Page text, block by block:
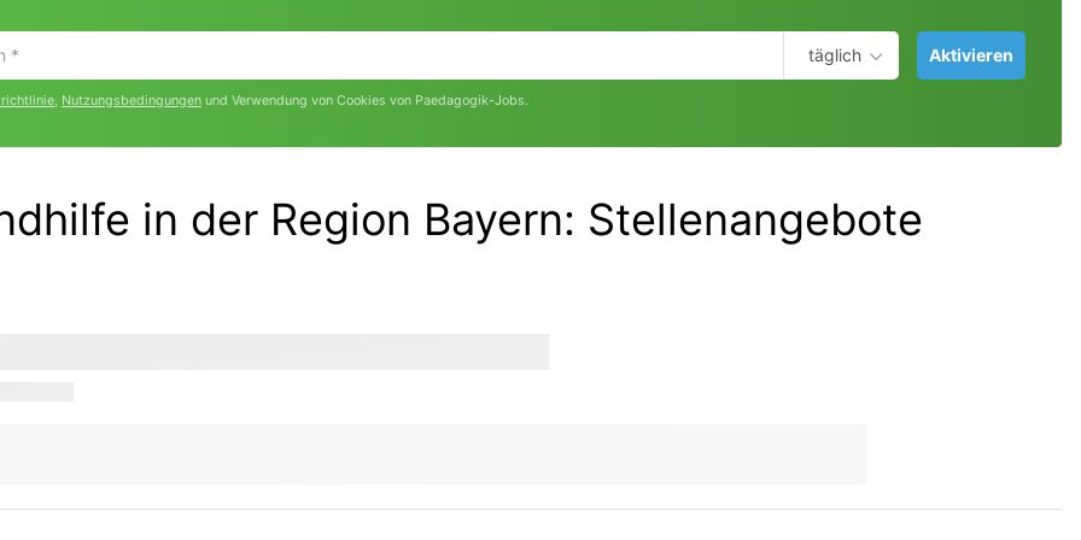
täglich Aktivieren
, Nutzungsbedingungen und Verwendung von Cookies von Paedagogik-Jobs.
in der Region Bayern: Stellenangebote